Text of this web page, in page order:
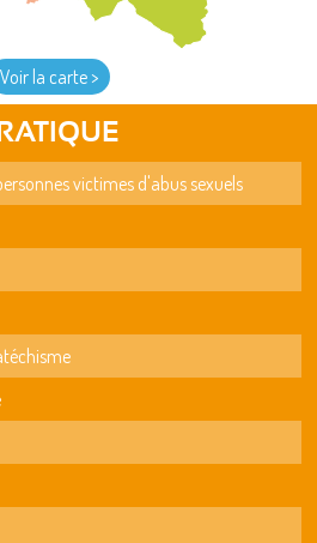
Voir la carte >
victimes d'abus sexuels